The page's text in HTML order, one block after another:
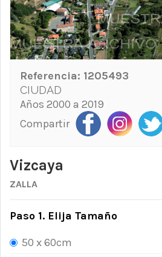
Referencia: 1205493
CIUDAD
Años 2000 a 2019
Compartir
Vizcaya
ZALLA
Paso 1. Elija Tamaño
50 x 60cm